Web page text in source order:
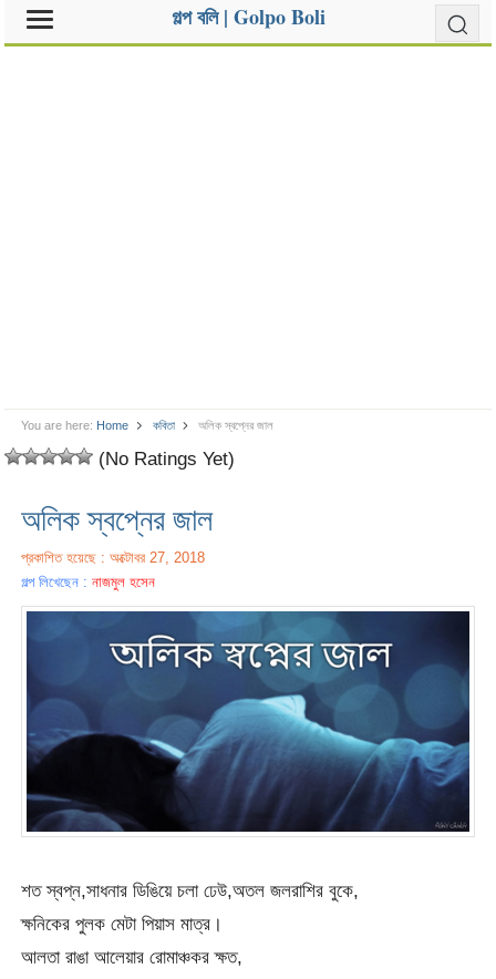
গল্প বলি | Golpo Boli
You are here: Home কবিতা অলিক স্বপ্নের জাল
(No Ratings Yet)
অলিক স্বপ্নের জাল
প্রকাশিত হয়েছে : অক্টোবর 27, 2018
গল্প লিখেছেন :নাজমুল হসেন
শত স্বপ্ন,সাধনার ডিঙিয়ে চলা ঢেউ,অতল জলরাশির বুকে,
ক্ষনিকের পুলক মেটা পিয়াস মাত্র।
আলতা রাঙা আলেয়ার রোমাঞ্চকর ক্ষত,